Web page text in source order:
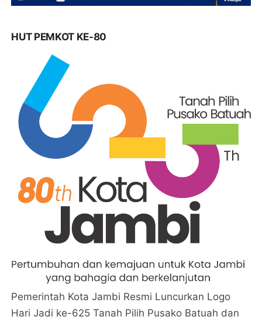
HUT PEMKOT KE-80
Pemerintah Kota Jambi Resmi Luncurkan Logo
Hari Jadi ke-625 Tanah Pilih Pusako Batuah dan